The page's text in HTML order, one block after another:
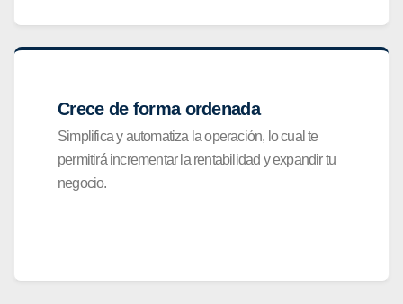
Crece de forma ordenada
Simplifica y automatiza la operación, lo cual te
permitirá incrementar la rentabilidad y expandir tu
negocio.